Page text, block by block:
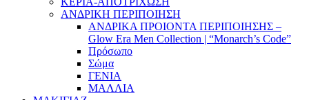
ΑΝΔΡΙΚΗ ΠΕΡΙΠΟΙΗΣΗ
ΑΝΔΡΙΚΑ ΠΡΟΙΟΝΤΑ ΠΕΡΙΠΟΙΗΣΗΣ –
Glow Era Men Collection | “Monarch’s Code”
Πρόσωπο
Σώμα
ΓΕΝΙΑ
ΜΑΛΛΙΑ